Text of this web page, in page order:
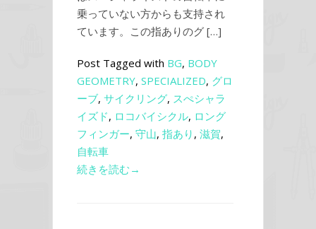
乗っていない方からも支持され
ています。この指ありのグ […]
Post Tagged with BG, BODY
GEOMETRY, SPECIALIZED, グロ
ーブ, サイクリング, スぺシャラ
イズド, ロコバイシクル, ロング
フィンガー, 守山, 指あり , 滋賀,
自転車
続きを読む→